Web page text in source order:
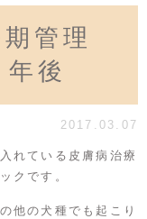
管理
後
2017.03.07
れている皮膚病治療
クです。
他の犬種でも起こり